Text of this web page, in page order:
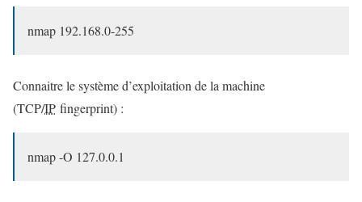
nmap 192.168.0-255
Connaitre le système d’exploitation de la machine
(TCP/IP fingerprint) :
nmap -O 127.0.0.1